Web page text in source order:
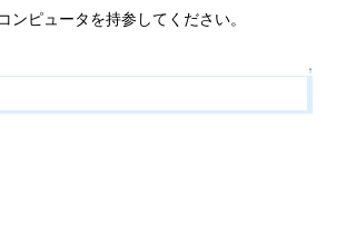
ピュータを持参してください。
↑